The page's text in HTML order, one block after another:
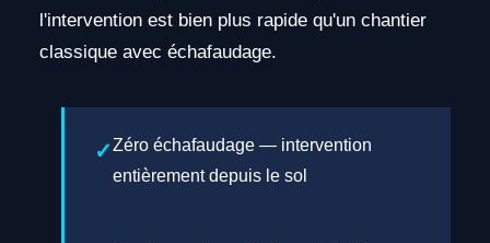
l'intervention est bien plus rapide qu'un chantier
classique avec échafaudage.
Zéro échafaudage — intervention
entièrement depuis le sol